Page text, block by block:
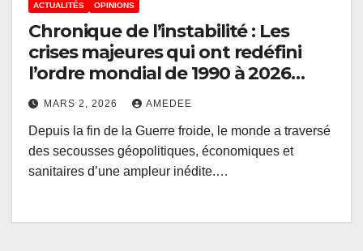
ACTUALITÉS OPINIONS
Chronique de l’instabilité : Les
crises majeures qui ont redéfini
l’ordre mondial de 1990 à 2026
(Tribune 006 de Julien Paluku)
MARS 2, 2026 AMEDEE
Depuis la fin de la Guerre froide, le monde a traversé
des secousses géopolitiques, économiques et
sanitaires d’une ampleur inédite.…